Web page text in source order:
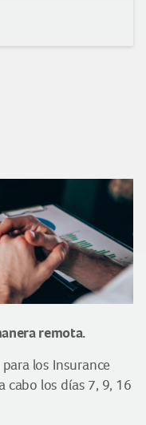
remota.
los Insurance
cabo los días 7, 9, 16